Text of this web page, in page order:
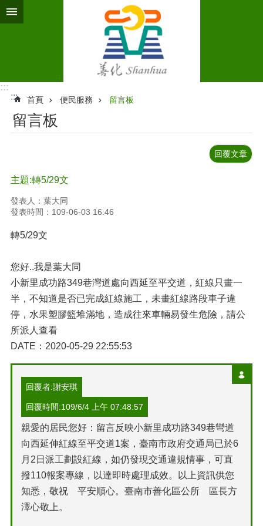
跳到主要內容區塊
:::
:::
首頁 便民服務 留言板
留言板
回覆文章
主題:轉5/29文
發表人：葉大同
發表時間：109-06-03 16:46
轉5/29文
您好..我是葉大同
小新里成功路349巷灣道處向西延至平交道，紅線只畫一
半，不知道是否已完成紅線施工，未畫紅線路段車子違
停，水果塑膠籃堆滿地，造成往來車輛易發生危險，請公
所派人查看
DATE：2020-05-29 22:55:53
回覆者:謝安琪
回覆時間:109/6/4 上午 07:48:57
親愛的居民您好：留言反映小新里成功路349巷彎道
向西延伸紅線至平交道1案，臺南市政府交通局已於6
月2日派工劃設紅線，如仍發現交通違規情事，可直
撥110報案專線，以達即時處理成效。以上資訊供您
知悉，敬祝 平安順心。臺南市善化區公所 區長方
澤心敬上。